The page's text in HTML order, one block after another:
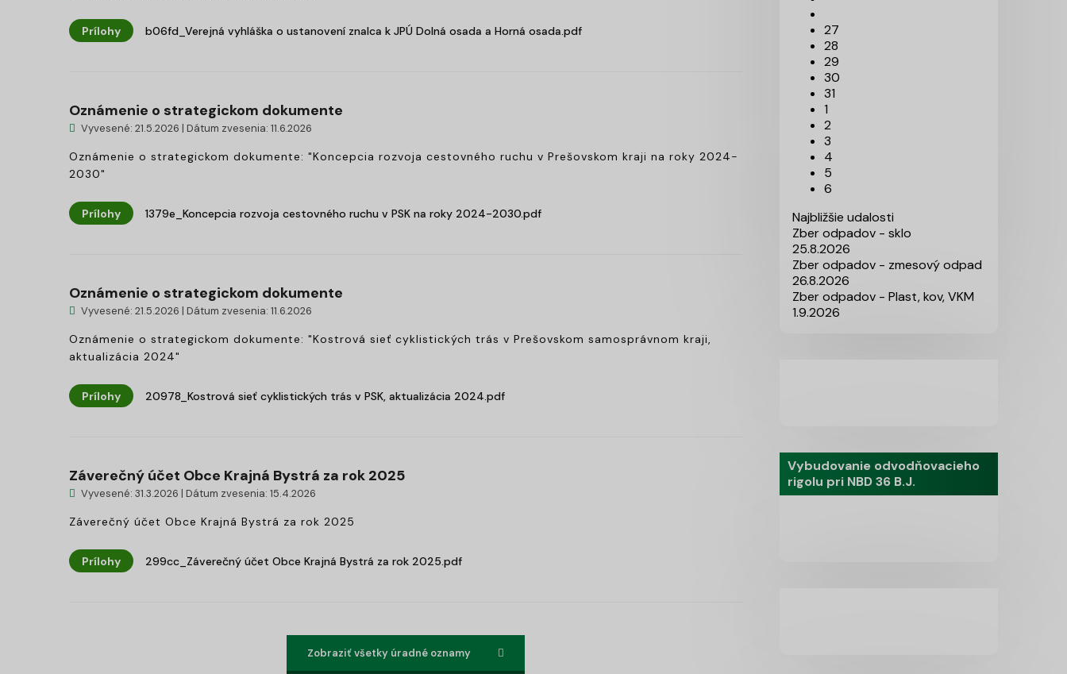
Prílohy b06fd_Verejná vyhláška o ustanovení znalca k JPÚ Dolná osada a Horná osada.pdf
Oznámenie o strategickom dokumente
Vyvesené: 21.5.2026 | Dátum zvesenia: 11.6.2026
Oznámenie o strategickom dokumente: "Koncepcia rozvoja cestovného ruchu v Prešovskom kraji na roky 2024-
2030"
Prílohy 1379e_Koncepcia rozvoja cestovného ruchu v PSK na roky 2024-2030.pdf
Oznámenie o strategickom dokumente
Vyvesené: 21.5.2026 | Dátum zvesenia: 11.6.2026
Oznámenie o strategickom dokumente: "Kostrová sieť cyklistických trás v Prešovskom samosprávnom kraji,
aktualizácia 2024"
Prílohy 20978_Kostrová sieť cyklistických trás v PSK, aktualizácia 2024.pdf
Záverečný účet Obce Krajná Bystrá za rok 2025
Vyvesené: 31.3.2026 | Dátum zvesenia: 15.4.2026
Záverečný účet Obce Krajná Bystrá za rok 2025
Prílohy 299cc_Záverečný účet Obce Krajná Bystrá za rok 2025.pdf
Zobraziť všetky úradné oznamy
27
28
29
30
31
1
2
3
4
5
6
Najbližšie udalosti
Zber odpadov - sklo
25.8.2026
Zber odpadov - zmesový odpad
26.8.2026
Zber odpadov - Plast, kov, VKM
1.9.2026
Vybudovanie odvodňovacieho
rigolu pri NBD 36 B.J.